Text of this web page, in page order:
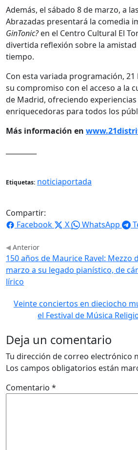
Además, el sábado 8 de marzo, a
Abrazadas presentará la comedia
GinTonic?en el Centro Cultural El
divertida reflexión sobre la amistad
tiempo.
Con esta variada programación, 21
su compromiso con el acceso a la
de Madrid, ofreciendo
enriquecedoras para todos los
Más información en
Etiquetas: noticiaportada
Compartir:
Facebook
X WhatsApp
Anterior
150 años de Maurice Ravel: Mezzo
marzo a su legado pianístico, de
lírico
Veinte conciertos en dieciocho
el Festival de Música
Deja un comentario
Tu dirección de correo electrónico
Los campos obligatorios están
Comentario *